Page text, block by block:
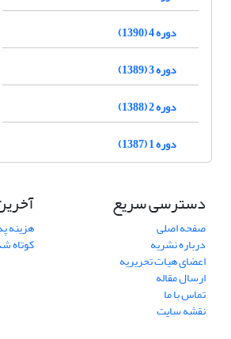
دوره 4 (1390)
دوره 3 (1389)
دوره 2 (1388)
دوره 1 (1387)
دسترسی سریع
صفحه اصلی
درباره نشریه
اعضای هیات تحریریه
ارسال مقاله
تماس با ما
نقشه سایت
هزینه
کوتاه